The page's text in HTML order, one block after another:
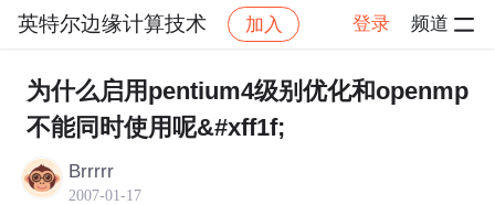
英特尔边缘计算技术 加入 登录 频道
社区 英特尔边缘计算技术 帖子详情
为什么启用pentium4级别优化和openmp
不能同时使用呢&#xff1f;
Brrrrr
2007-01-17